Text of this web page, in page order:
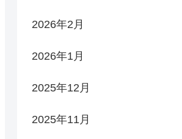
2026年2月
2026年1月
2025年12月
2025年11月